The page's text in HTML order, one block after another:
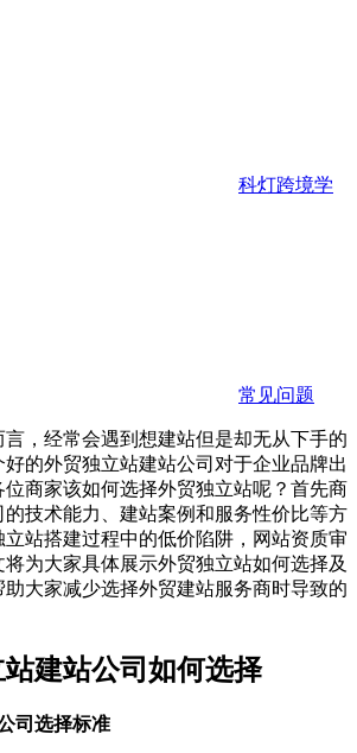
科灯跨境学
常见问题
言，经常会遇到想建站但是却无从下手的
的外贸独立站建站公司对于企业品牌出
商家该如何选择外贸独立站呢？首先商
技术能力、建站案例和服务性价比等方
站搭建过程中的低价陷阱，网站资质审
为大家具体展示外贸独立站如何选择及
大家减少选择外贸建站服务商时导致的
建站公司如何选择
司选择标准